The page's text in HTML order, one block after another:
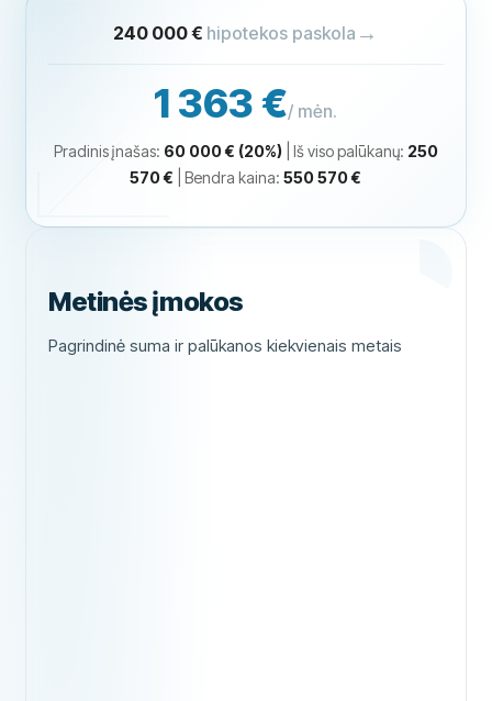
240 000 € hipotekos paskola →
1 363 €/ mėn.
Pradinis įnašas: 60 000 € (20%)| Iš viso palūkanų: 250
570 € |Bendra kaina:550 570 €
Metinės įmokos
Pagrindinė suma ir palūkanos kiekvienais metais